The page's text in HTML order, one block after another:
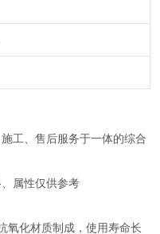
工、售后服务于一体的综合
属性仅供参考
氧化材质制成，使用寿命长